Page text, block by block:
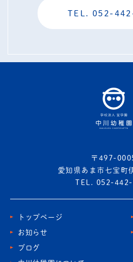
TEL. 052-
〒497-
愛知県あま市七宝町
TEL. 052-
トップページ
お知らせ
ブログ